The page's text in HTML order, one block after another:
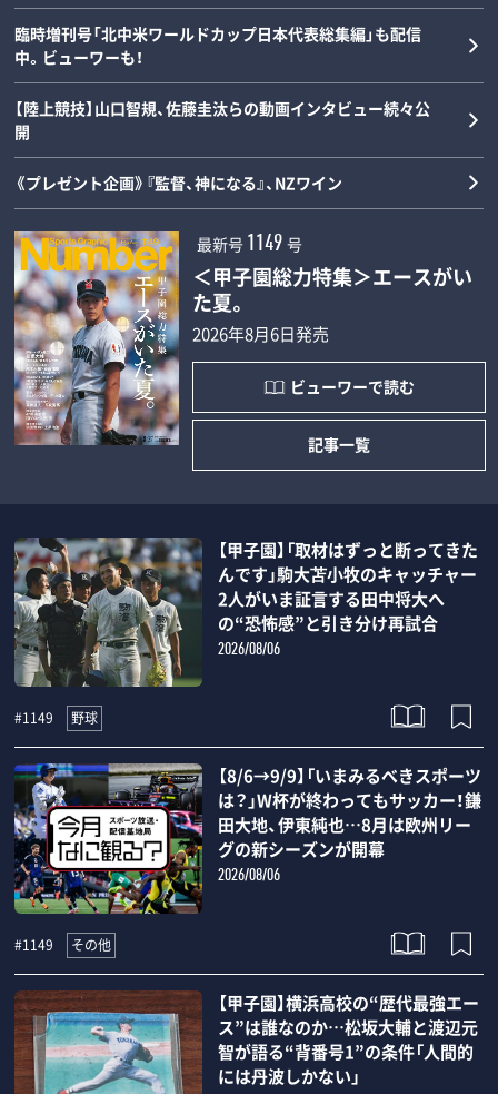
臨時増刊号「北中米ワールドカップ日本代表総集編」も配信
中。ビューワーも！
【陸上競技】山口智規、佐藤圭汰らの動画インタビュー続々公
開
《プレゼント企画》『監督、神になる』、NZワイン
最新号 1149 号
＜甲子園総力特集＞エースがい
た夏。
2026年8月6日発売
ビューワーで読む
記事一覧
【甲子園】「取材はずっと断ってきた
んです」駒大苫小牧のキャッチャー
2人がいま証言する田中将大へ
の“恐怖感”と引き分け再試合
2026/08/06
#1149 野球
【8/6→9/9】「いまみるべきスポーツ
は？」W杯が終わってもサッカー！鎌
田大地、伊東純也…8月は欧州リー
グの新シーズンが開幕
2026/08/06
#1149 その他
【甲子園】横浜高校の“歴代最強エー
ス”は誰なのか…松坂大輔と渡辺元
智が語る“背番号1”の条件「人間的
には丹波しかない」